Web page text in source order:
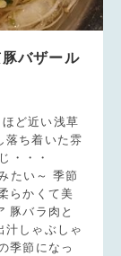
バザール
ど近い浅草
落ち着いた雰
・・・
たい～ 季節
らかくて美
豚バラ肉と
汁しゃぶしゃ
季節になっ